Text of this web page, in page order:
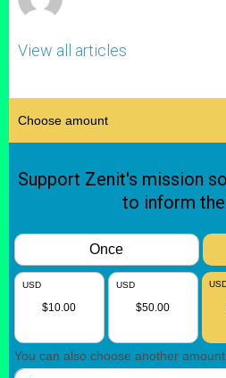
View all articles